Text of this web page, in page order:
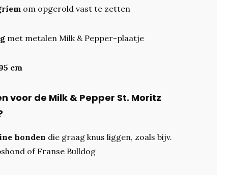
om opgerold vast te zetten
met metalen Milk & Pepper-plaatje
cm
voor de Milk & Pepper St. Moritz
honden die graag knus liggen, zoals bijv.
of Franse Bulldog